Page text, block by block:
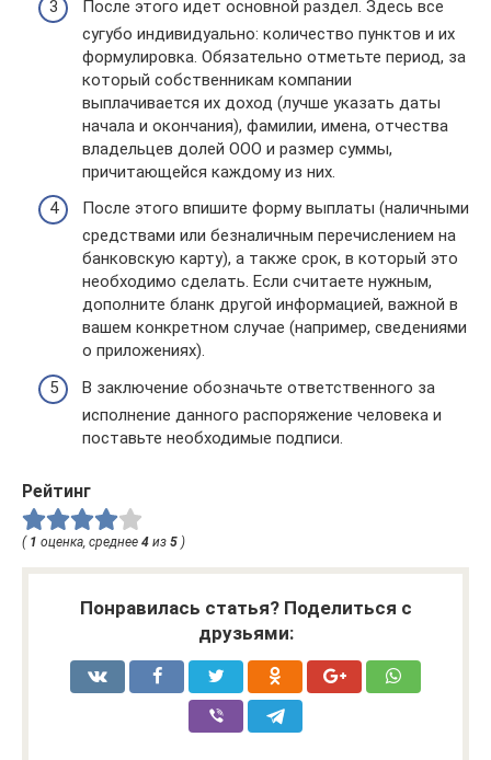
После этого идет основной раздел. Здесь все
сугубо индивидуально: количество пунктов и их
формулировка. Обязательно отметьте период, за
который собственникам компании
выплачивается их доход (лучше указать даты
начала и окончания), фамилии, имена, отчества
владельцев долей ООО и размер суммы,
причитающейся каждому из них.
После этого впишите форму выплаты (наличными
средствами или безналичным перечислением на
банковскую карту), а также срок, в который это
необходимо сделать. Если считаете нужным,
дополните бланк другой информацией, важной в
вашем конкретном случае (например, сведениями
о приложениях).
В заключение обозначьте ответственного за
исполнение данного распоряжение человека и
поставьте необходимые подписи.
Рейтинг
( 1 оценка, среднее 4 из 5 )
Понравилась статья? Поделиться с
друзьями: